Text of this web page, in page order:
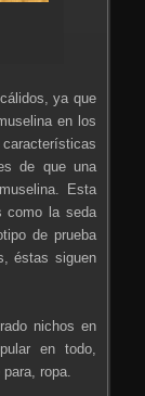
ya que
en los
de que una
Esta
como la seda
de prueba
éstas siguen
nichos en
en todo,
ropa.